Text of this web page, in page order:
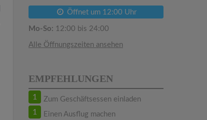
Öffnet um 12:00 Uhr
Mo-So: 12:00 bis 24:00
Alle Öffnungszeiten ansehen
EMPFEHLUNGEN
1 Zum Geschäftsessen einladen
1 Einen Ausflug machen